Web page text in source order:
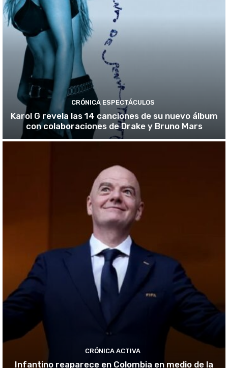
CRÓNICA ESPECTÁCULOS
Karol G revela las 14 canciones de su nuevo álbum
con colaboraciones de Drake y Bruno Mars
CRÓNICA ACTIVA
Infantino reaparece en Colombia en medio de la